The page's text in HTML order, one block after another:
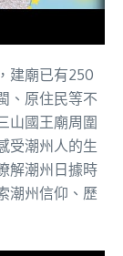
建廟已有250
、原住民等不
山國王廟周圍
受潮州人的生
解潮州日據時
潮州信仰、歷